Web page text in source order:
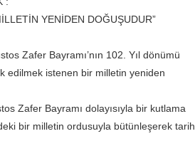
YENİDEN DOĞUŞUDUR”
Zafer Bayramı’nın 102. Yıl dönümü
edilmek istenen bir milletin yeniden
Zafer Bayramı dolayısıyla bir kutlama
bir milletin ordusuyla bütünleşerek tarih